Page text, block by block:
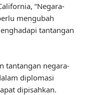
“Negara-
mengubah
tantangan
tantangan negara-
diplomasi
dipisahkan.